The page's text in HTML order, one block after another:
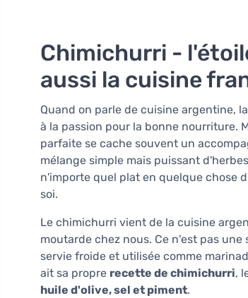
Chimichurri -
aussi la cuisine
Quand on parle de cuisine argentine,
à la passion pour la bonne nourriture.
parfaite se cache souvent un
mélange simple mais puissant
n'importe quel plat en quelque chose
soi.
Le chimichurri vient de la cuisine
moutarde chez nous. Ce n'est pas
servie froide et utilisée comme
ait sa propre recette de chimichurri,
huile d'olive, sel et piment.